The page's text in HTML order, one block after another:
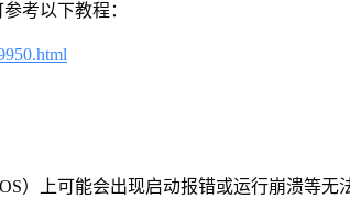
考以下教程：
）上可能会出现启动报错或运行崩溃等无